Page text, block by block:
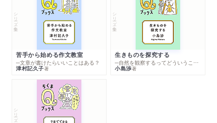
シリーズ・全集
苦手から始める作文教室
─文章が書けたらいいことはある？
津村記久子著
シリーズ・全集
生きものを探究する
─自然を観察するってどういうこと？
小島渉著
シリーズ・全集